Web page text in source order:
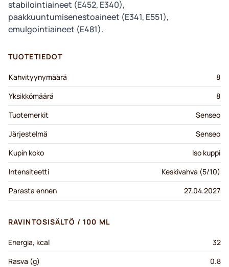
stabilointiaineet (E452, E340),
paakkuuntumisenestoaineet (E341, E551),
emulgointiaineet (E481).
TUOTETIEDOT
Kahvityynymäärä
8
Yksikkömäärä
8
Tuotemerkit
Senseo
Järjestelmä
Senseo
Kupin koko
Iso kuppi
Intensiteetti
Keskivahva (5/10)
Parasta ennen
27.04.2027
RAVINTOSISÄLTÖ / 100 ML
Energia, kcal
32
Rasva (g)
0.8